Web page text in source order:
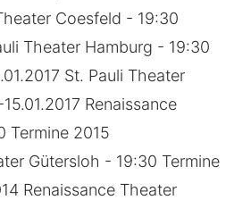
Coesfeld - 19:30
Theater Hamburg - 19:30
St. Pauli Theater
Renaissance
Termine 2015
Gütersloh - 19:30 Termine
Renaissance Theater